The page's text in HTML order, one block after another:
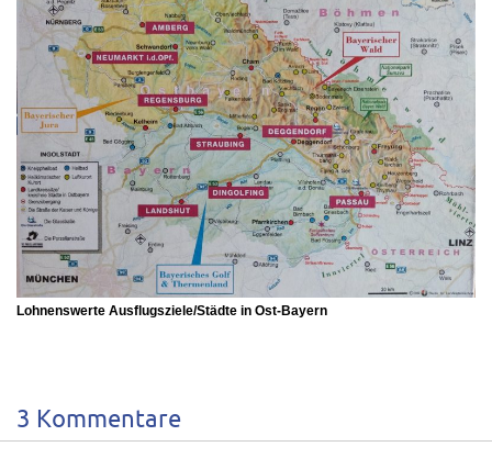
Lohnenswerte Ausflugsziele/Städte in Ost-Bayern
3 Kommentare